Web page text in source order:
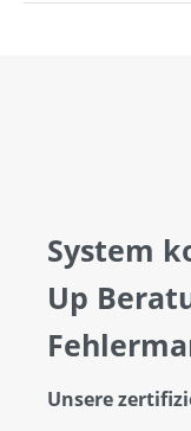
System
Up
Unsere